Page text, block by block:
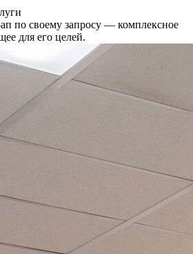
по своему запросу — комплексное
для его целей.